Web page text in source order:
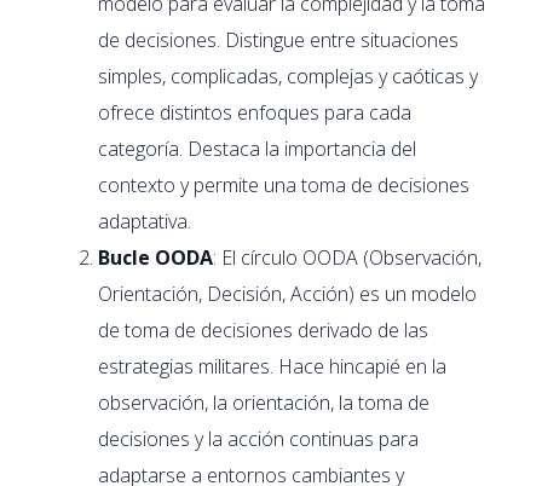
de decisiones. Distingue entre situaciones
simples, complicadas, complejas y caóticas y
ofrece distintos enfoques para cada
categoría. Destaca la importancia del
contexto y permite una toma de decisiones
adaptativa.
Bucle OODA: El círculo OODA (Observación,
Orientación, Decisión, Acción) es un modelo
de toma de decisiones derivado de las
estrategias militares. Hace hincapié en la
observación, la orientación, la toma de
decisiones y la acción continuas para
adaptarse a entornos cambiantes y